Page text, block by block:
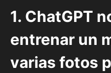
1. ChatGPT
entrenar un
varias fotos